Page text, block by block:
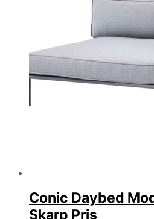
Conic Daybed
Skarp Pris